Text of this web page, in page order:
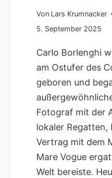
Von Lars Krumnacker
5. September 2025
Carlo Borlenghi
am Ostufer des
geboren und
Fotograf mit der
lokaler Regatten,
Vertrag mit dem
Mare Vogue
Welt bereiste.